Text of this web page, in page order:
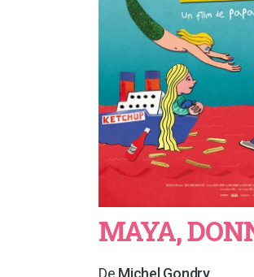
MAYA,
Michel Gondry